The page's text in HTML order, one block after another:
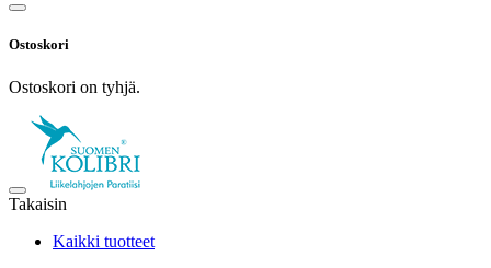
Ostoskori
Ostoskori on tyhjä.
Takaisin
Kaikki tuotteet